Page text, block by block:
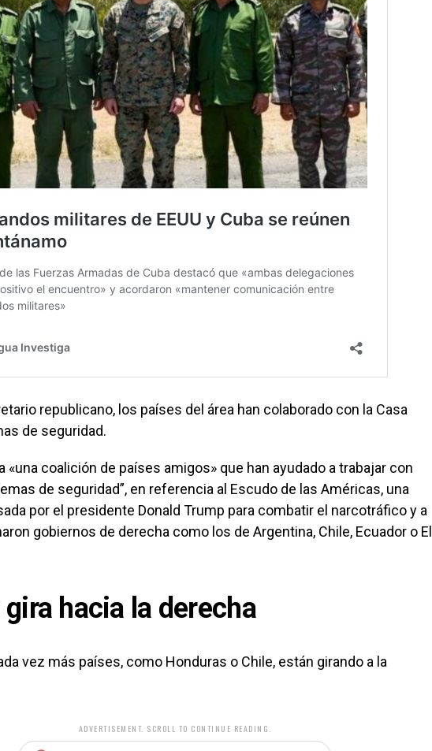
republicano, los países del área han colaborado con la Casa
de seguridad.
«una coalición de países amigos» que han ayudado a trabajar con
de seguridad”, en referencia al Escudo de las Américas, una
por el presidente Donald Trump para combatir el narcotráfico y a
gobiernos de derecha como los de Argentina, Chile, Ecuador o El
gira hacia la derecha
vez más países, como Honduras o Chile, están girando a la
ADVERTISEMENT. SCROLL TO CONTINUE READING.